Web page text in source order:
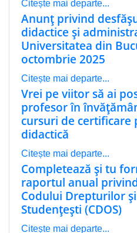
Citește mai departe...
Anunț privind
didactice și
Universitatea din
octombrie 2025
Citește mai departe...
Vrei pe viitor să ai
profesor în
cursuri de certificare
didactică
Citește mai departe...
Completează și tu
raportul anual
Codului Drepturilor
Studențești (CDOS)
Citește mai departe...